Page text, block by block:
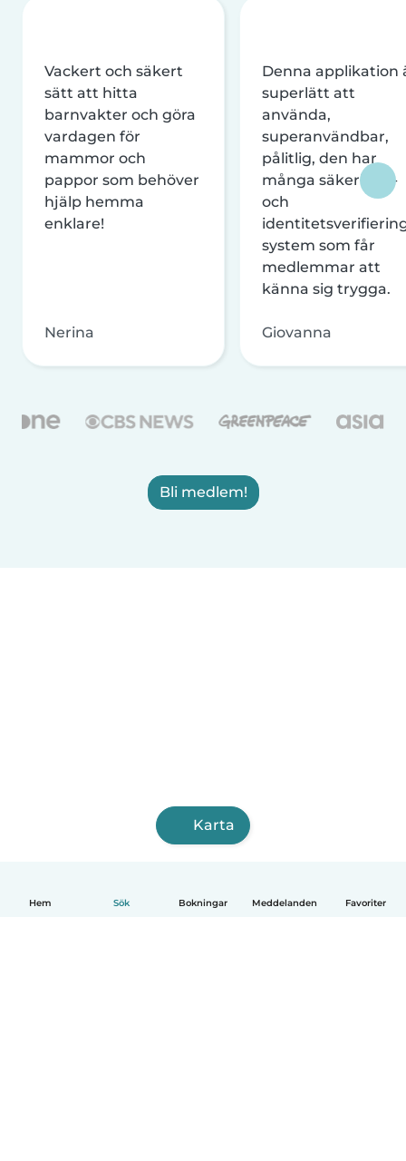
Hem Sök Bokningar Meddelanden Favoriter
Vackert och säkert
sätt att hitta
barnvakter och göra
vardagen för
mammor och
pappor som behöver
hjälp hemma
enklare!
Nerina
Denna applikation
superlätt att
använda,
superanvändbar,
pålitlig, den har
många säkerhets-
och
system som får
medlemmar att
känna sig trygga.
Giovanna
Bli medlem!
Karta